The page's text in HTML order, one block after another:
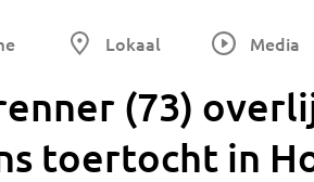
Lokaal Media
(73)
toertocht in